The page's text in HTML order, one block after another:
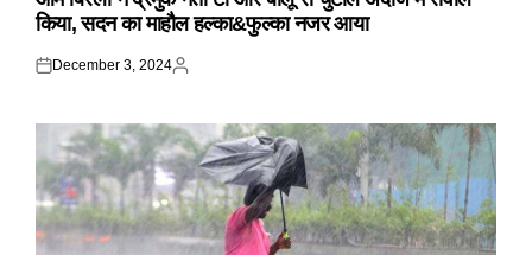
किया, सदन का माहौल हल्का&फुल्का नजर आया
Posted
December 3, 2024
Posted